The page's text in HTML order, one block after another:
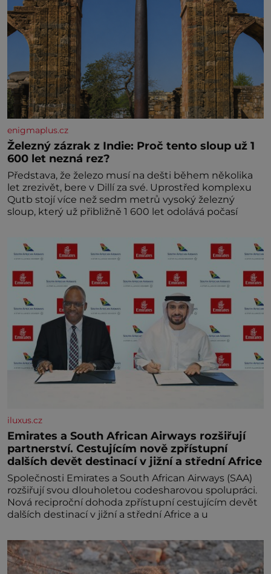
enigmaplus.cz
Železný zázrak z Indie: Proč tento sloup už 1
600 let nezná rez?
Představa, že železo musí na dešti během několika
let zrezivět, bere v Dillí za své. Uprostřed komplexu
Qutb stojí více než sedm metrů vysoký železný
sloup, který už přibližně 1 600 let odolává počasí
iluxus.cz
Emirates a South African Airways rozšiřují
partnerství. Cestujícím nově zpřístupní
dalších devět destinací v jižní a střední Africe
Společnosti Emirates a South African Airways (SAA)
rozšiřují svou dlouholetou codesharovou spolupráci.
Nová reciproční dohoda zpřístupní cestujícím devět
dalších destinací v jižní a střední Africe a u